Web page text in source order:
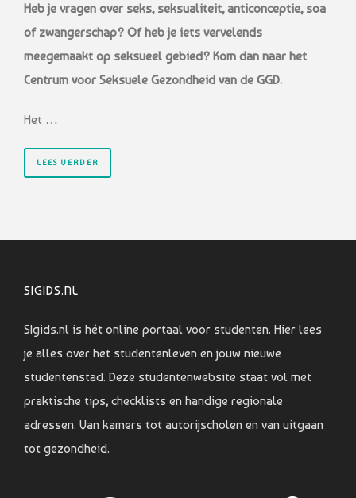
Heb je vragen over seks, seksualiteit, anticonceptie, soa
of zwangerschap? Of heb je iets vervelends
meegemaakt op seksueel gebied? Kom dan naar het
Centrum voor Seksuele Gezondheid van de GGD.
Het …
LEES VERDER
SIGIDS.NL
SIgids.nl is hét online portaal voor studenten. Hier lees
je alles over het studentenleven en jouw nieuwe
studentenstad. Deze studentenwebsite staat vol met
praktische tips, checklists en handige regionale
adressen. Van kamers tot autorijscholen en van uitgaan
tot gezondheid.